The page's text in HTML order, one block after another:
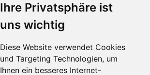
Ihre Privatsphäre ist
uns wichtig
Diese Website verwendet Cookies
und Targeting Technologien, um
Ihnen ein besseres Internet-
LINKS
Über uns
Wie alles begann